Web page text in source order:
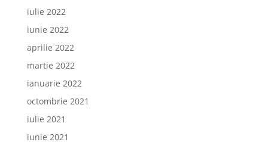
iulie 2022
iunie 2022
aprilie 2022
martie 2022
ianuarie 2022
octombrie 2021
iulie 2021
iunie 2021